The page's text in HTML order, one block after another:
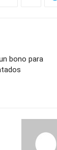
bono para